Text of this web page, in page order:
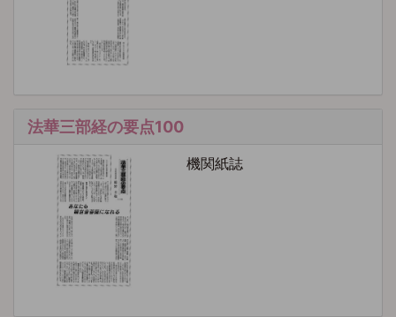
法華三部経の要点100
機関紙誌